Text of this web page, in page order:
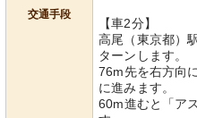
交通手段
【車2分】
高尾（東京都）
ターンします。
76m先を右方向
に進みます。
60m進むと「ア